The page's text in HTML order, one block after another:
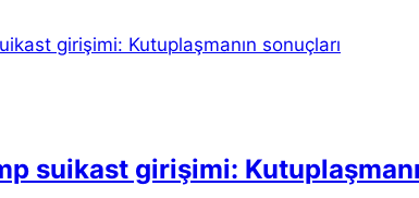
Düşünürler
suikast girişimi: